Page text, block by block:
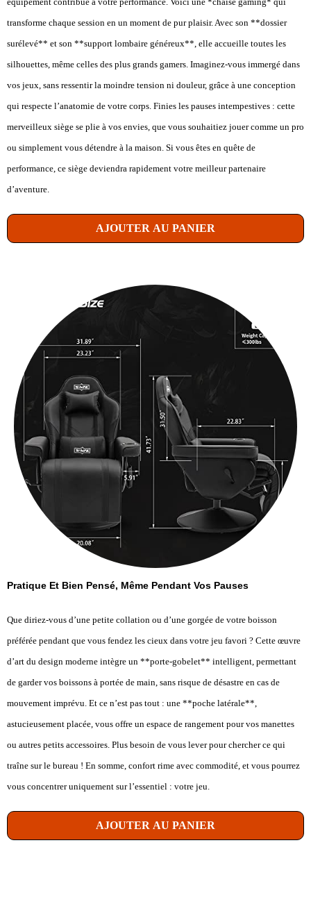
transforme chaque session en un moment de pur plaisir. Avec son **dossier
surélevé** et son **support lombaire généreux**, elle accueille toutes les
silhouettes, même celles des plus grands gamers. Imaginez-vous immergé dans
vos jeux, sans ressentir la moindre tension ni douleur, grâce à une conception
qui respecte l’anatomie de votre corps. Finies les pauses intempestives : cette
merveilleux siège se plie à vos envies, que vous souhaitiez jouer comme un pro
ou simplement vous détendre à la maison. Si vous êtes en quête de
performance, ce siège deviendra rapidement votre meilleur partenaire
d’aventure.
AJOUTER AU PANIER
Pratique Et Bien Pensé, Même Pendant Vos Pauses
Que diriez-vous d’une petite collation ou d’une gorgée de votre boisson
préférée pendant que vous fendez les cieux dans votre jeu favori ? Cette œuvre
d’art du design moderne intègre un **porte-gobelet** intelligent, permettant
de garder vos boissons à portée de main, sans risque de désastre en cas de
mouvement imprévu. Et ce n’est pas tout : une **poche latérale**,
astucieusement placée, vous offre un espace de rangement pour vos manettes
ou autres petits accessoires. Plus besoin de vous lever pour chercher ce qui
traîne sur le bureau ! En somme, confort rime avec commodité, et vous pourrez
vous concentrer uniquement sur l’essentiel : votre jeu.
AJOUTER AU PANIER